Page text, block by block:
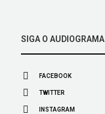
SIGA O AUDIOGRAMA
FACEBOOK
TWITTER
INSTAGRAM